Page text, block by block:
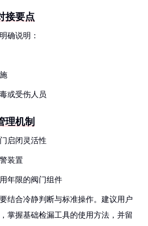
接要点
确说明：
或受伤人员
理机制
启闭灵活性
装置
年限的阀门组件
结合冷静判断与标准操作。建议用户
掌握基础检漏工具的使用方法，并留